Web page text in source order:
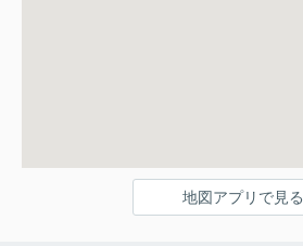
地図アプリで見る